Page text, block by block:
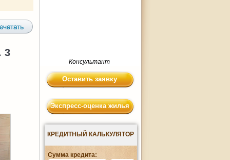
3
Консультант
Оставить заявку
Экспресс-оценка жилья
КРЕДИТНЫЙ КАЛЬКУЛЯТОР
Сумма кредита: